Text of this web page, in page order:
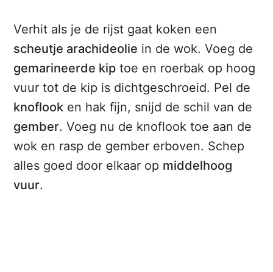
Verhit als je de rijst gaat koken een
scheutje arachideolie in de wok. Voeg de
gemarineerde kip toe en roerbak op hoog
vuur tot de kip is dichtgeschroeid. Pel de
knoflook en hak fijn, snijd de schil van de
gember. Voeg nu de knoflook toe aan de
wok en rasp de gember erboven. Schep
alles goed door elkaar op middelhoog
vuur.